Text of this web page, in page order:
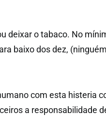
deixar o tabaco. No
baixo dos dez,
com esta histeria
a responsabilidade